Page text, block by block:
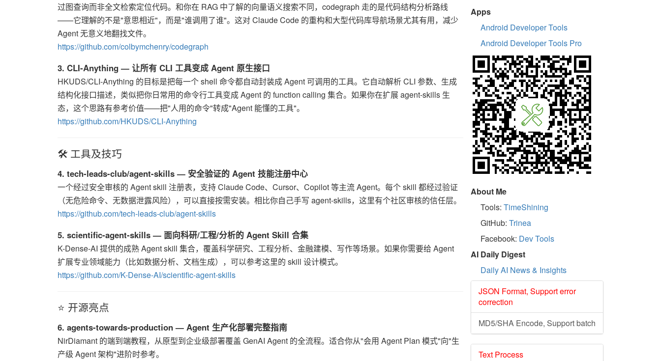
过图查询而非全文检索定位代码。和你在 RAG 中了解的向量语义搜索不同，codegraph 走的是代码结构分析路线
——它理解的不是"意思相近"，而是"谁调用了谁"。这对 Claude Code 的重构和大型代码库导航场景尤其有用，减少
Agent 无意义地翻找文件。
https://github.com/colbymchenry/codegraph
3. CLI-Anything — 让所有 CLI 工具变成 Agent 原生接口
HKUDS/CLI-Anything 的目标是把每一个 shell 命令都自动封装成 Agent 可调用的工具。它自动解析 CLI 参数、生成
结构化接口描述，类似把你日常用的命令行工具变成 Agent 的 function calling 集合。如果你在扩展 agent-skills 生
态，这个思路有参考价值——把"人用的命令"转成"Agent 能懂的工具"。
https://github.com/HKUDS/CLI-Anything
🛠️ 工具及技巧
4. tech-leads-club/agent-skills — 安全验证的 Agent 技能注册中心
一个经过安全审核的 Agent skill 注册表，支持 Claude Code、Cursor、Copilot 等主流 Agent。每个 skill 都经过验证
（无危险命令、无数据泄露风险），可以直接按需安装。相比你自己手写 agent-skills，这里有个社区审核的信任层。
https://github.com/tech-leads-club/agent-skills
5. scientific-agent-skills — 面向科研/工程/分析的 Agent Skill 合集
K-Dense-AI 提供的成熟 Agent skill 集合，覆盖科学研究、工程分析、金融建模、写作等场景。如果你需要给 Agent
扩展专业领域能力（比如数据分析、文档生成），可以参考这里的 skill 设计模式。
https://github.com/K-Dense-AI/scientific-agent-skills
⭐ 开源亮点
6. agents-towards-production — Agent 生产化部署完整指南
NirDiamant 的端到端教程，从原型到企业级部署覆盖 GenAI Agent 的全流程。适合你从"会用 Agent Plan 模式"向"生
产级 Agent 架构"进阶时参考。
Apps
Android Developer Tools
Android Developer Tools Pro
About Me
Tools: TimeShining
GitHub: Trinea
Facebook: Dev Tools
AI Daily Digest
Daily AI News & Insights
JSON Format, Support error
correction
MD5/SHA Encode, Support batch
Text Process